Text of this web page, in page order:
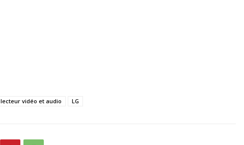
lecteur vidéo et audio LG